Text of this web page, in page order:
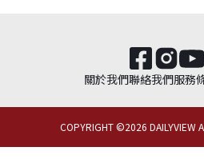
關於我們聯絡我們服務
COPYRIGHT ©2026 DAILYVIEW